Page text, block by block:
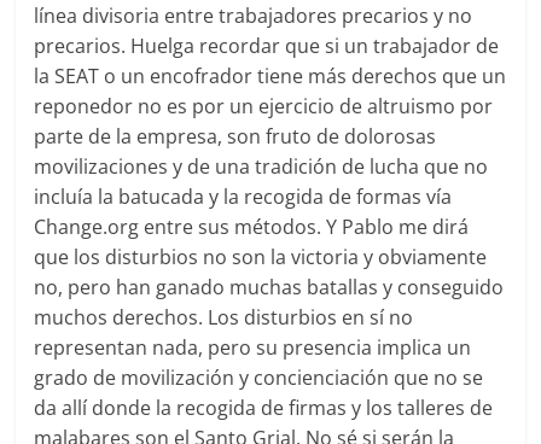
línea divisoria entre trabajadores precarios y no
precarios. Huelga recordar que si un trabajador de
la SEAT o un encofrador tiene más derechos que un
reponedor no es por un ejercicio de altruismo por
parte de la empresa, son fruto de dolorosas
movilizaciones y de una tradición de lucha que no
incluía la batucada y la recogida de formas vía
Change.org entre sus métodos. Y Pablo me dirá
que los disturbios no son la victoria y obviamente
no, pero han ganado muchas batallas y conseguido
muchos derechos. Los disturbios en sí no
representan nada, pero su presencia implica un
grado de movilización y concienciación que no se
da allí donde la recogida de firmas y los talleres de
malabares son el Santo Grial. No sé si serán la